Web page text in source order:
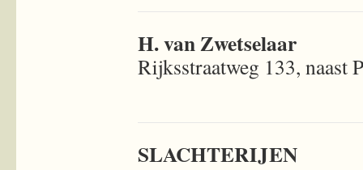
H. van Zwetselaar
Rijksstraatweg 133, naast
SLACHTERIJEN